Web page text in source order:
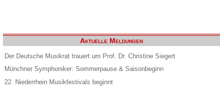
Aktuelle Meldungen
Der Deutsche Musikrat trauert um Prof. Dr. Christine Siegert
Münchner Symphoniker: Sommerpause & Saisonbeginn
22. Niederrhein Musikfestivals beginnt